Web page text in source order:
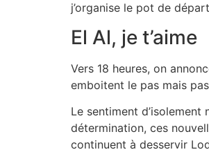
j’organise le pot de
El Al, je t’aime
Vers 18 heures, on
emboitent le pas mais
Le sentiment d’isolement
détermination, ces
continuent à desservir